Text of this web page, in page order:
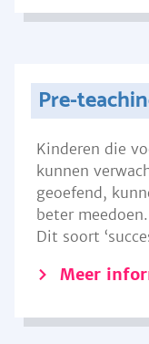
Pre-
Kinderen die
kunnen
geoefend,
beter
Dit soort
Meer